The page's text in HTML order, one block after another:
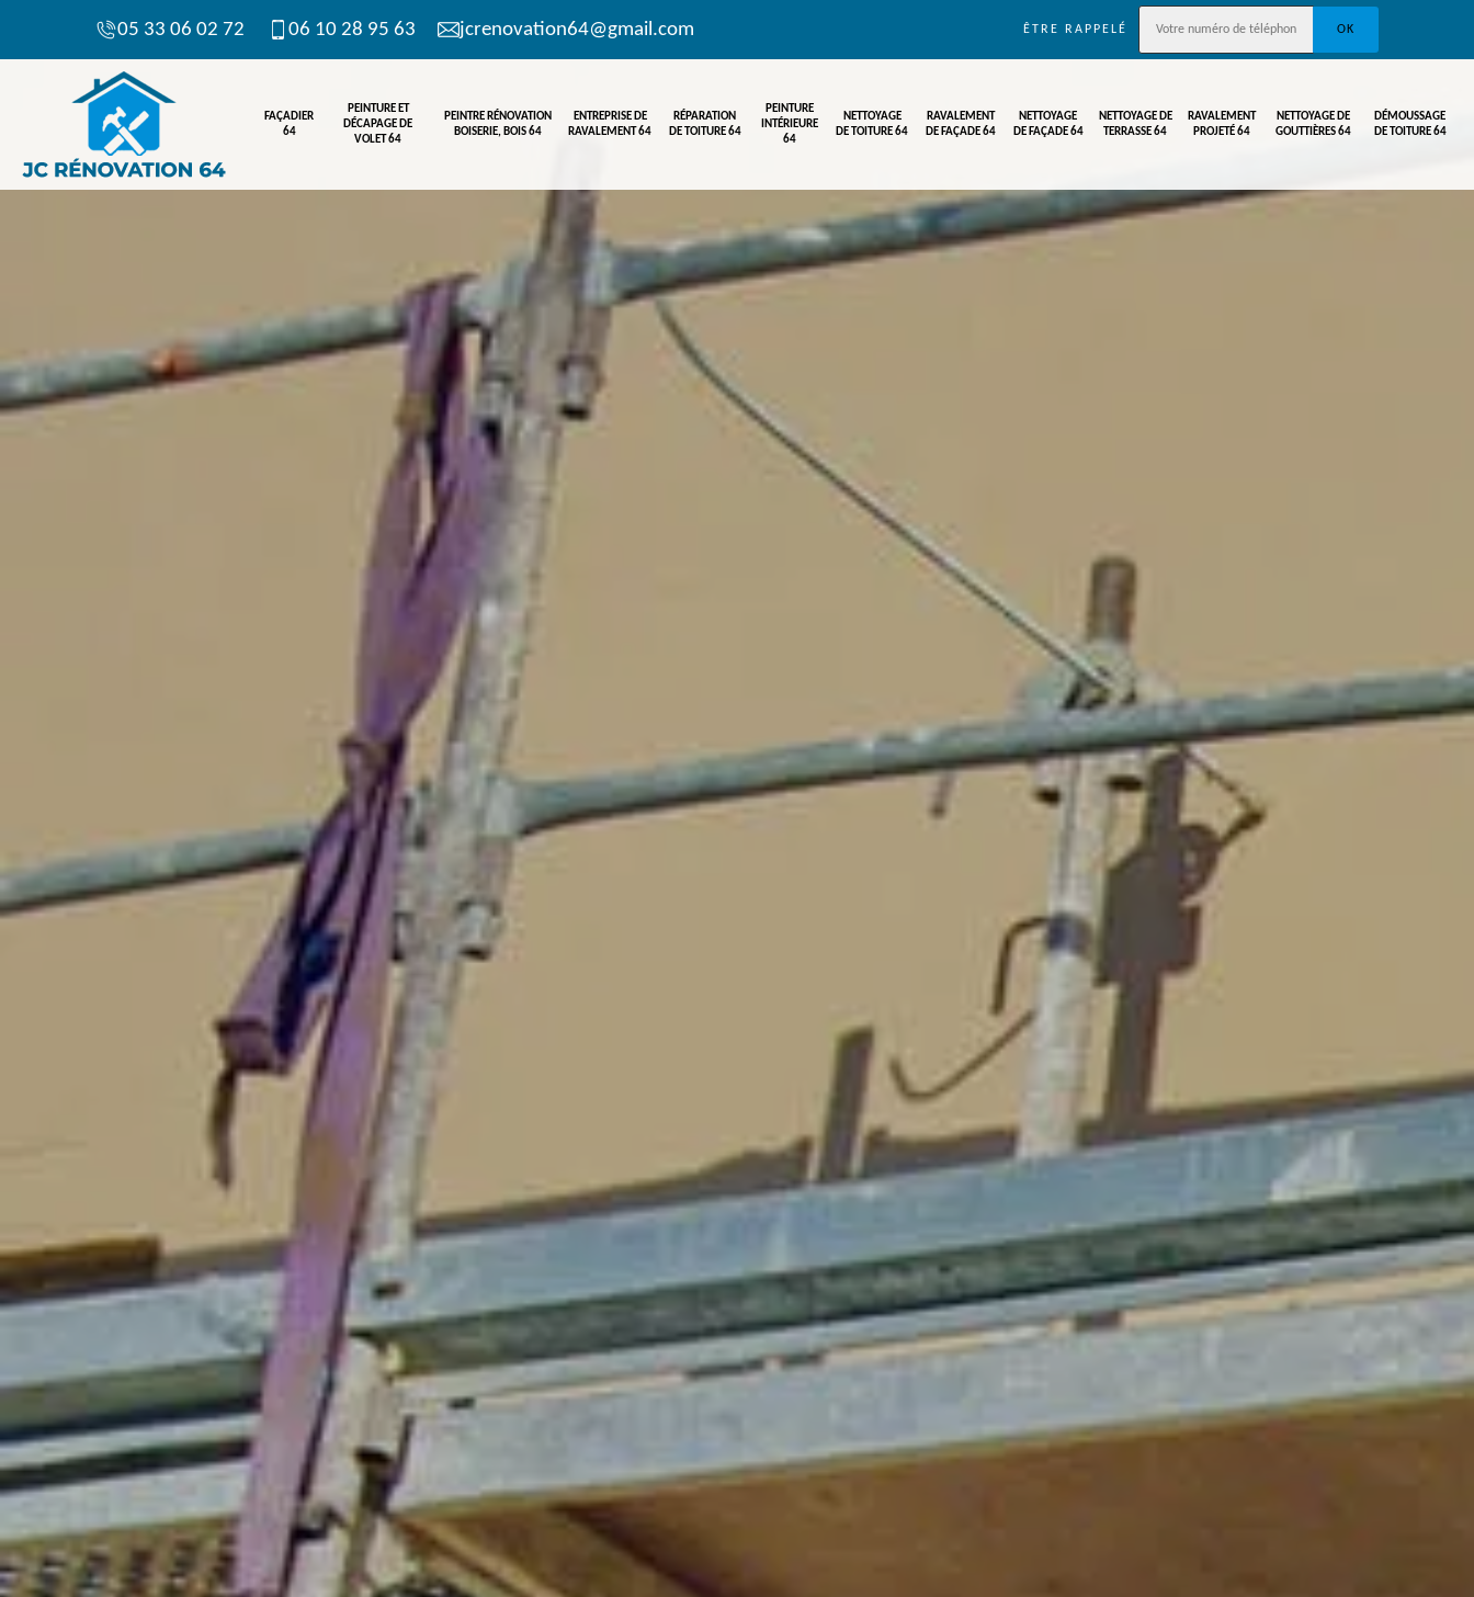
05 33 06 02 72 06 10 28 95 63 jcrenovation64@gmail.com ÊTRE RAPPELÉ
FAÇADIER
64
PEINTURE ET
DÉCAPAGE DE
VOLET 64
PEINTRE RÉNOVATION
BOISERIE, BOIS 64
ENTREPRISE DE
RAVALEMENT 64
RÉPARATION
DE TOITURE 64
PEINTURE
INTÉRIEURE
64
NETTOYAGE
DE TOITURE 64
RAVALEMENT
DE FAÇADE 64
NETTOYAGE
DE FAÇADE 64
NETTOYAGE DE
TERRASSE 64
RAVALEMENT
PROJETÉ 64
NETTOYAGE DE
GOUTTIÈRES 64
DÉMOUSSAGE
DE TOITURE 64